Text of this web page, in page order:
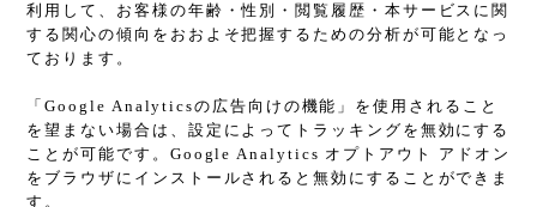
利用して、お客様の年齢・性別・閲覧履歴・本サービスに関
する関心の傾向をおおよそ把握するための分析が可能となっ
ております。
「Google Analyticsの広告向けの機能」を使用されること
を望まない場合は、設定によってトラッキングを無効にする
ことが可能です。Google Analytics オプトアウト アドオン
をブラウザにインストールされると無効にすることができま
す。